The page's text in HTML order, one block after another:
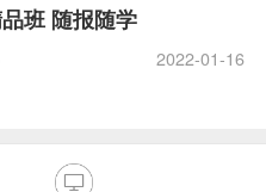
班 随报随学
2022-01-16